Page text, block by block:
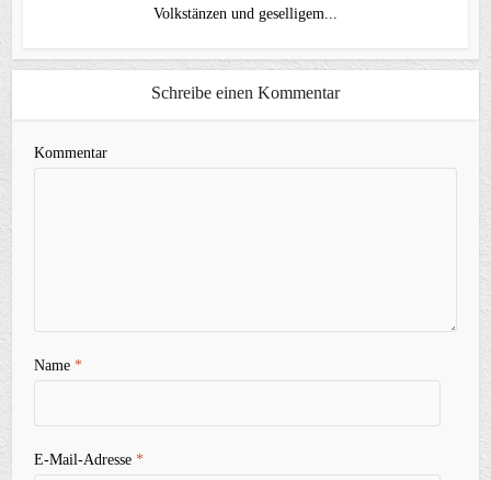
Volkstänzen und geselligem...
Schreibe einen Kommentar
Kommentar
Name*
E-Mail-Adresse*